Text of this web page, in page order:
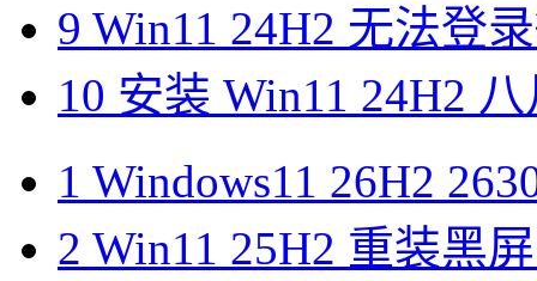
9 Win11 24H2 无法登
10 安装 Win11 24H2
1 Windows11 26H2
2 Win11 25H2 重装黑